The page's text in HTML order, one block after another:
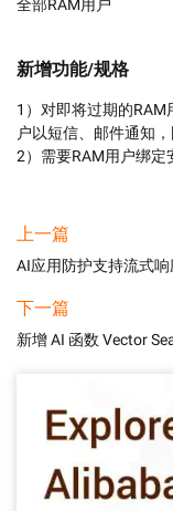
全部RAM用户
新增功能/规格
1）对即将过期的
户以短信、邮件通知
2）需要RAM用户绑定
上一篇
AI应用防护支持流式响
下一篇
新增 AI 函数 Vector